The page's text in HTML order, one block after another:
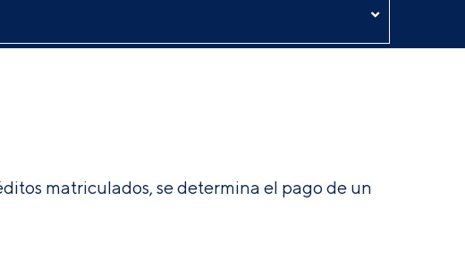
matriculados, se determina el pago de un